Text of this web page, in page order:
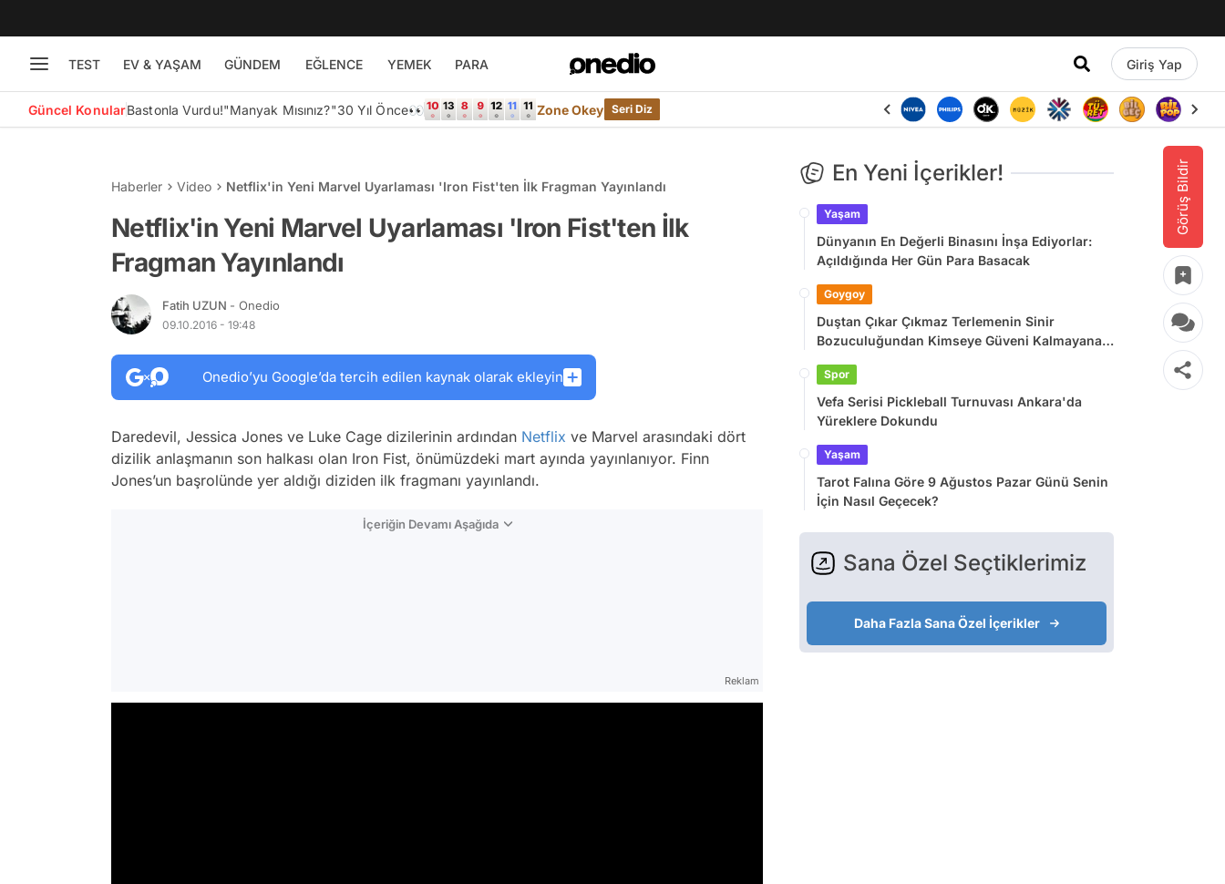
TEST EV & YAŞAM GÜNDEM EĞLENCE YEMEK PARA Giriş Yap
Güncel KonularBastonla Vurdu!"Manyak Mısınız?"30 Yıl Önce👀 Zone Okey Seri Diz
Görüş Bildir
Haberler Video Netflix'in Yeni Marvel Uyarlaması 'Iron Fist'ten İlk Fragman Yayınlandı
Netflix'in Yeni Marvel Uyarlaması 'Iron Fist'ten İlk
Fragman Yayınlandı
Fatih UZUN - Onedio
09.10.2016 - 19:48
Onedio’yu Google’da tercih edilen kaynak olarak ekleyin
Daredevil, Jessica Jones ve Luke Cage dizilerinin ardından Netflix ve Marvel arasındaki dört
dizilik anlaşmanın son halkası olan Iron Fist, önümüzdeki mart ayında yayınlanıyor. Finn
Jones’un başrolünde yer aldığı diziden ilk fragmanı yayınlandı.
İçeriğin Devamı Aşağıda
Reklam
En Yeni İçerikler!
Yaşam
Dünyanın En Değerli Binasını İnşa Ediyorlar:
Açıldığında Her Gün Para Basacak
Goygoy
Duştan Çıkar Çıkmaz Terlemenin Sinir
Bozuculuğundan Kimseye Güveni Kalmayana
Spor
Vefa Serisi Pickleball Turnuvası Ankara'da
Yüreklere Dokundu
Yaşam
Tarot Falına Göre 9 Ağustos Pazar Günü Senin
İçin Nasıl Geçecek?
Sana Özel Seçtiklerimiz
Daha Fazla Sana Özel İçerikler